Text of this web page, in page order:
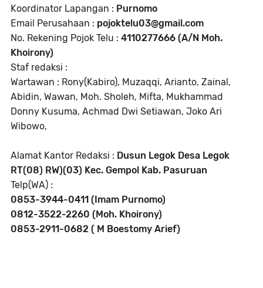
Koordinator Lapangan : Purnomo
Email Perusahaan : pojoktelu03@gmail.com
No. Rekening Pojok Telu : 4110277666 (A/N Moh.
Khoirony)
Staf redaksi :
Wartawan : Rony(Kabiro), Muzaqqi, Arianto, Zainal,
Abidin, Wawan, Moh. Sholeh, Mifta, Mukhammad
Donny Kusuma, Achmad Dwi Setiawan, Joko Ari
Wibowo,
Alamat Kantor Redaksi : Dusun Legok Desa Legok
RT(08) RW)(03) Kec. Gempol Kab. Pasuruan
Telp(WA) :
0853-3944-0411 (Imam Purnomo)
0812-3522-2260 (Moh. Khoirony)
0853-2911-0682 ( M Boestomy Arief)